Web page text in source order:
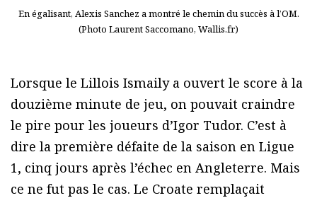
En égalisant, Alexis Sanchez a montré le chemin du succès à l’OM.
(Photo Laurent Saccomano, Wallis.fr)
Lorsque le Lillois Ismaily a ouvert le score à la
douzième minute de jeu, on pouvait craindre
le pire pour les joueurs d’Igor Tudor. C’est à
dire la première défaite de la saison en Ligue
1, cinq jours après l’échec en Angleterre. Mais
ce ne fut pas le cas. Le Croate remplaçait